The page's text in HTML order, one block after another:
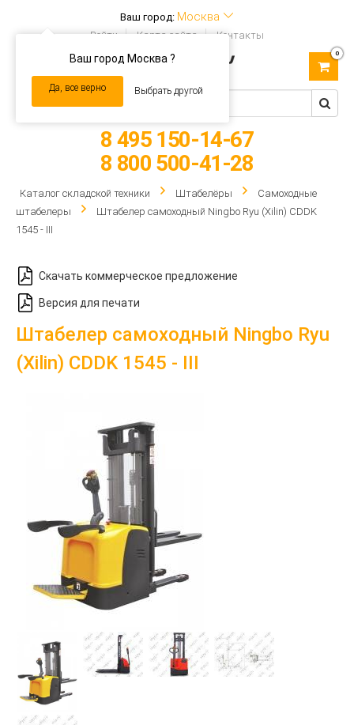
Ваш город: Москва
Ваш город Москва ?
Да, все верно Выбрать другой
Войти Карта сайта Контакты
navigation
0
8 495 150-14-67
8 800 500-41-28
Каталог складской техники Штабелёры
Самоходные
штабелеры
Штабелер самоходный Ningbo Ryu (Xilin) CDDK
1545 - III
Скачать коммерческое предложение
Версия для печати
Штабелер самоходный Ningbo Ryu
(Xilin) CDDK 1545 - III